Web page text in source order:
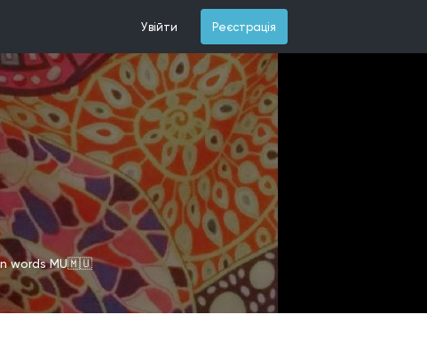
Увійти Реєстрація
words MU🇲🇺